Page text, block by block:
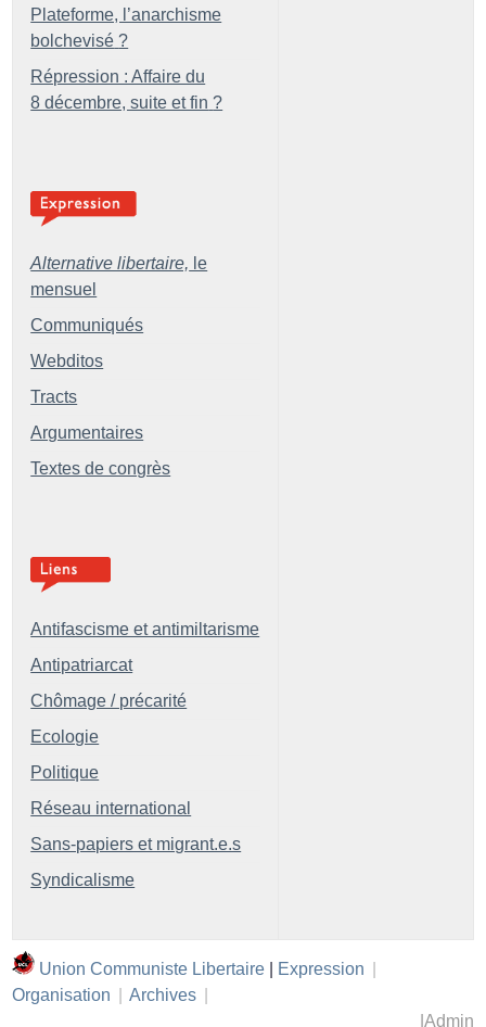
Plateforme, l’anarchisme
bolchevisé ?
Répression : Affaire du
8 décembre, suite et fin ?
Alternative libertaire, le
mensuel
Communiqués
Webditos
Tracts
Argumentaires
Textes de congrès
Antifascisme et antimiltarisme
Antipatriarcat
Chômage / précarité
Ecologie
Politique
Réseau international
Sans-papiers et migrant.e.s
Syndicalisme
Union Communiste Libertaire Expression
Organisation
Archives
Admin